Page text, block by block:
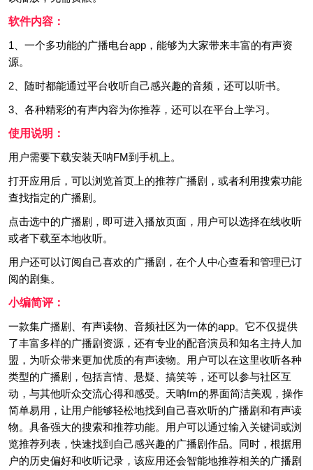
软件内容：
1、一个多功能的广播电台app，能够为大家带来丰富的有声资
源。
2、随时都能通过平台收听自己感兴趣的音频，还可以听书。
3、各种精彩的有声内容为你推荐，还可以在平台上学习。
使用说明：
用户需要下载安装天呐FM到手机上。
打开应用后，可以浏览首页上的推荐广播剧，或者利用搜索功能
查找指定的广播剧。
点击选中的广播剧，即可进入播放页面，用户可以选择在线收听
或者下载至本地收听。
用户还可以订阅自己喜欢的广播剧，在个人中心查看和管理已订
阅的剧集。
小编简评：
一款集广播剧、有声读物、音频社区为一体的app。它不仅提供
了丰富多样的广播剧资源，还有专业的配音演员和知名主持人加
盟，为听众带来更加优质的有声读物。用户可以在这里收听各种
类型的广播剧，包括言情、悬疑、搞笑等，还可以参与社区互
动，与其他听众交流心得和感受。天呐fm的界面简洁美观，操作
简单易用，让用户能够轻松地找到自己喜欢听的广播剧和有声读
物。具备强大的搜索和推荐功能。用户可以通过输入关键词或浏
览推荐列表，快速找到自己感兴趣的广播剧作品。同时，根据用
户的历史偏好和收听记录，该应用还会智能地推荐相关的广播剧